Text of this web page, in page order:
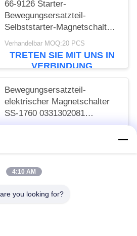
66-9126 Starter-
Bewegungsersatzteil-
Selbststarter-Magnetschalter
SS-1754 0331303231
Verhandelbar MOQ:20 PCS
TRETEN SIE MIT UNS IN
VERBINDUNG
Bewegungsersatzteil-
elektrischer Magnetschalter
SS-1760 0331302081
0331302084 des Starter-12V
VERBINDUNG
4:10 AM
you looking for?